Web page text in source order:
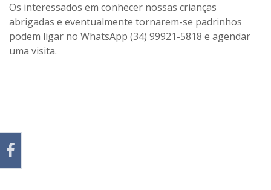
Os interessados em conhecer nossas crianças
abrigadas e eventualmente tornarem-se padrinhos
podem ligar no WhatsApp (34) 99921-5818 e agendar
uma visita.